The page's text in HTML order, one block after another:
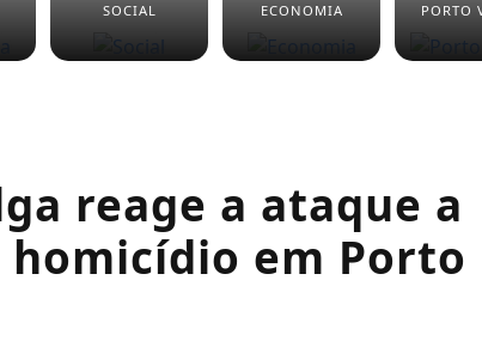
SOCIAL ECONOMIA PORTO
reage a ataque a
em Porto